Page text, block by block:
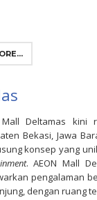
Mall Deltamas kini
Bekasi, Jawa
konsep yang
. AEON Mall
pengalaman
dengan ruang